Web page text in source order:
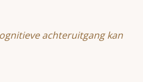
achteruitgang kan